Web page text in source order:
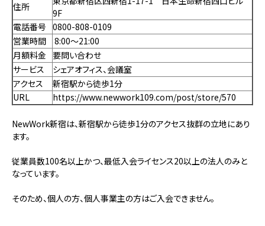
住所
9F
電話番号 0800-808-0109
営業時間
8:00～21:00
月額料金
要問い合わせ
サービス
シェアオフィス、会議室
アクセス
新宿駅から徒歩1分
URL
https://www.newwork109.com/post/store/570
NewWork新宿は、新宿駅から徒歩1分のアクセス抜群の立地にあり
ます。
従業員数100名以上かつ、最低入会ライセンス20以上の法人のみと
なっています。
そのため、個人の方、個人事業主の方はご入会できません。